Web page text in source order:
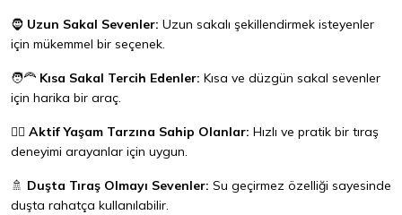
🧔 Uzun Sakal Sevenler: Uzun sakalı şekillendirmek isteyenler
için mükemmel bir seçenek.
🧑‍🦰 Kısa Sakal Tercih Edenler: Kısa ve düzgün sakal sevenler
için harika bir araç.
🏃‍♂️ Aktif Yaşam Tarzına Sahip Olanlar: Hızlı ve pratik bir tıraş
deneyimi arayanlar için uygun.
🚿 Duşta Tıraş Olmayı Sevenler: Su geçirmez özelliği sayesinde
duşta rahatça kullanılabilir.